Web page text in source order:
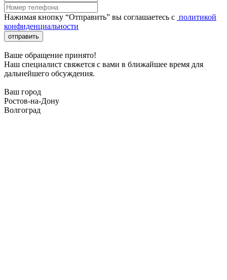
Нажимая кнопку “Отправить” вы соглашаетесь с политикой
конфиденциальности
отправить
Ваше обращение принято!
Наш специалист свяжется с вами в ближайшее время для
дальнейшего обсуждения.
Ваш город
Ростов-на-Дону
Волгоград